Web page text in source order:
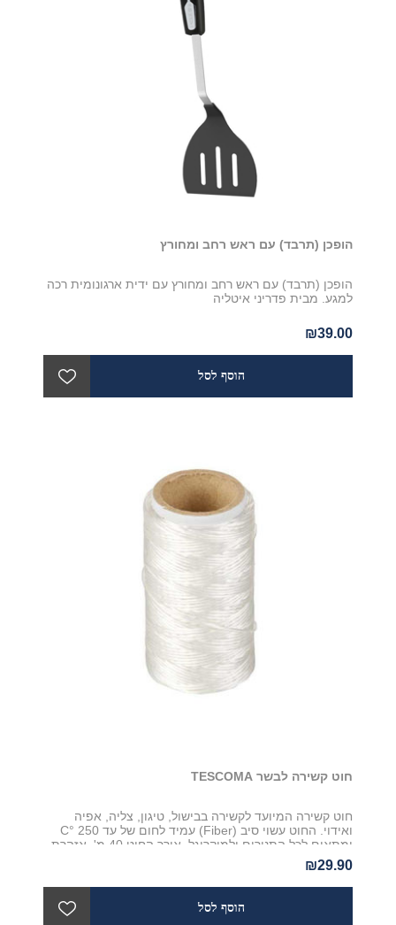
הופכן (תרבד) עם ראש רחב ומחורץ
הופכן (תרבד) עם ראש רחב ומחורץ עם ידית ארגונומית רכה
למגע. מבית פדריני איטליה
₪39.00
חוט קשירה לבשר TESCOMA
חוט קשירה המיועד לקשירה בבישול, טיגון, צליה, אפיה
ואידוי. החוט עשוי סיב (Fiber) עמיד לחום של עד 250 °C
ומתאים לכל התנורים ולמיקרוגל. אורך החוט 40 מ'. אזהרת
בטיחות: אין לחשוף את החוט לאש גלויה - להבה וכדומה.
₪29.90